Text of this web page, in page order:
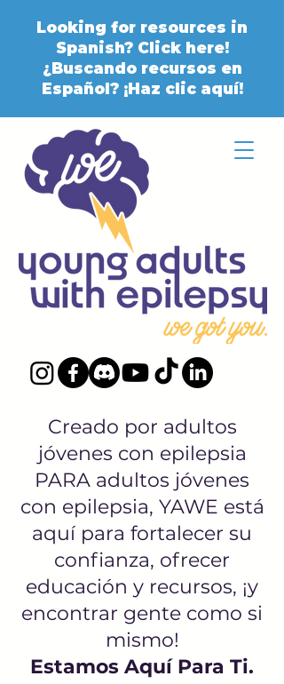
Looking for resources in
Spanish? Click here!
¿Buscando recursos en
Español? ¡Haz clic aquí!
Creado por adultos
jóvenes con epilepsia
PARA adultos jóvenes
con epilepsia, YAWE está
aquí para fortalecer su
confianza, ofrecer
educación y recursos, ¡y
encontrar gente como si
mismo!
Estamos Aquí Para Ti.